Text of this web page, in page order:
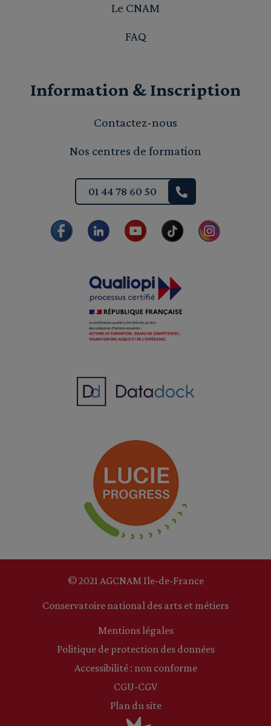
Le CNAM
FAQ
Information & Inscription
Contactez-nous
Nos centres de formation
01 44 78 60 50
© 2021 AGCNAM Ile-de-France
Conservatoire national des arts et métiers
Mentions légales
Politique de protection des données
Accessibilité : non conforme
CGU-CGV
Plan du site